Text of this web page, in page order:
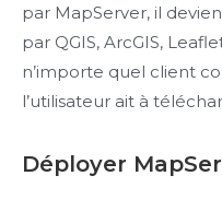
par MapServer, il
par QGIS, ArcGIS,
n’importe quel client
l’utilisateur ait à
Déployer